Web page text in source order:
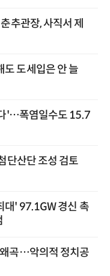
추관장, 사직서 제
도 도세입은 안 늘
'…폭염일수도 15.7
단산단 조성 검토
대' 97.1GW 경신 촉
곡…악의적 정치공